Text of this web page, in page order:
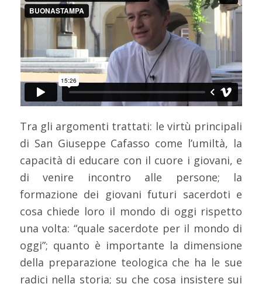
Tra gli argomenti trattati: le virtù principali
di San Giuseppe Cafasso come l’umiltà, la
capacità di educare con il cuore i giovani, e
di venire incontro alle persone; la
formazione dei giovani futuri sacerdoti e
cosa chiede loro il mondo di oggi rispetto
una volta: “quale sacerdote per il mondo di
oggi”; quanto è importante la dimensione
della preparazione teologica che ha le sue
radici nella storia; su che cosa insistere sui